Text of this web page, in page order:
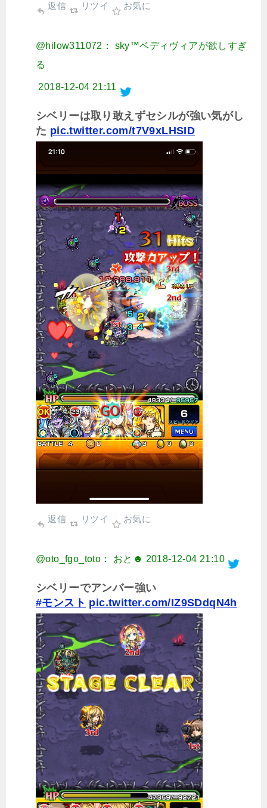
返信 リツイ お気に
@hilow311072： sky™ベディヴィアが欲しすぎ
る
2018-12-04 21:11
シベリーは取り敢えずセシルが強い気がし
た pic.twitter.com/t7V9xLHSID
返信 リツイ お気に
@oto_fgo_toto： おと☻ 2018-12-04 21:10
シベリーでアンバー強い
#モンスト pic.twitter.com/IZ9SDdqN4h